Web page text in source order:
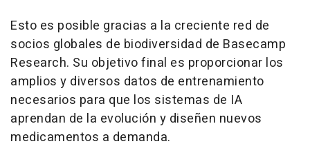
Esto es posible gracias a la creciente red de
socios globales de biodiversidad de Basecamp
Research. Su objetivo final es proporcionar los
amplios y diversos datos de entrenamiento
necesarios para que los sistemas de IA
aprendan de la evolución y diseñen nuevos
medicamentos a demanda.